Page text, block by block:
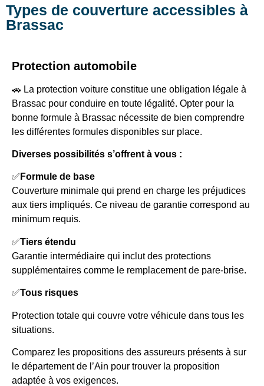
Types de couverture accessibles à
Brassac
Protection automobile
🚗 La protection voiture constitue une obligation légale à
Brassac pour conduire en toute légalité. Opter pour la
bonne formule à Brassac nécessite de bien comprendre
les différentes formules disponibles sur place.
Diverses possibilités s’offrent à vous :
✅ Formule de base
Couverture minimale qui prend en charge les préjudices
aux tiers impliqués. Ce niveau de garantie correspond au
minimum requis.
✅Tiers étendu
Garantie intermédiaire qui inclut des protections
supplémentaires comme le remplacement de pare-brise.
✅Tous risques
Protection totale qui couvre votre véhicule dans tous les
situations.
Comparez les propositions des assureurs présents à sur
le département de l’Ain pour trouver la proposition
adaptée à vos exigences.